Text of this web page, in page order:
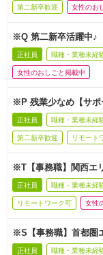
第二新卒歓迎 女性のお
※Q 第二新卒活躍中♪
正社員 職種・業種未経
女性のおしごと掲載中
※P 残業少なめ【サポ
正社員 職種・業種未経
第二新卒歓迎 リモート
※T【事務職】関西エ
正社員 職種・業種未経
リモートワーク可 女性
※S【事務職】首都圏
正社員 職種・業種未経